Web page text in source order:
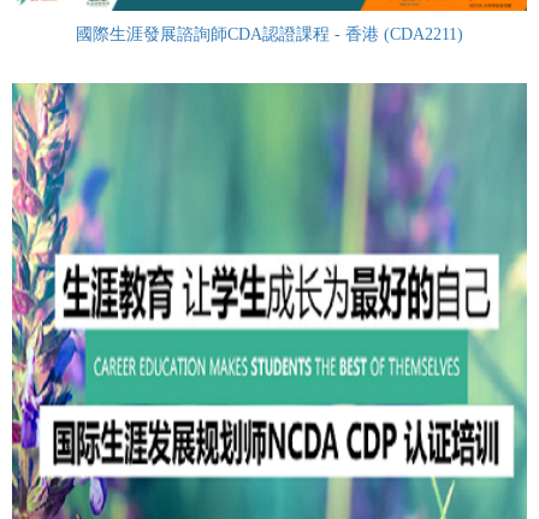
國際生涯發展諮詢師CDA認證課程 - 香港 (CDA2211)